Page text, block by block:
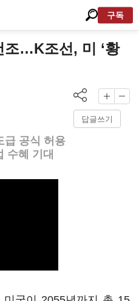
구독
조…K조선, 미 ‘황
답글쓰기
급 공식 허용
수혜 기대